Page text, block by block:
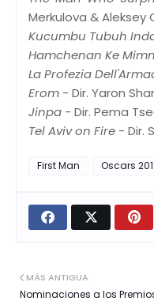
Merkulova & Aleksey
Kucumbu Tubuh
Hamchenan Ke
La Profezia
Erom - Dir. Yaron
Jinpa - Dir. Pema
Tel Aviv on Fire - Dir.
First Man Oscars
MÁS ANTIGUA
Nominaciones a los